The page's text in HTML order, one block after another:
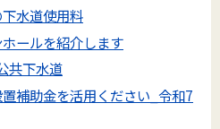
水道使用料
ールを紹介します
共下水道
置補助金を活用ください_令和7